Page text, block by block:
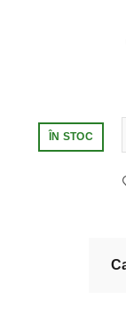
ÎN STOC